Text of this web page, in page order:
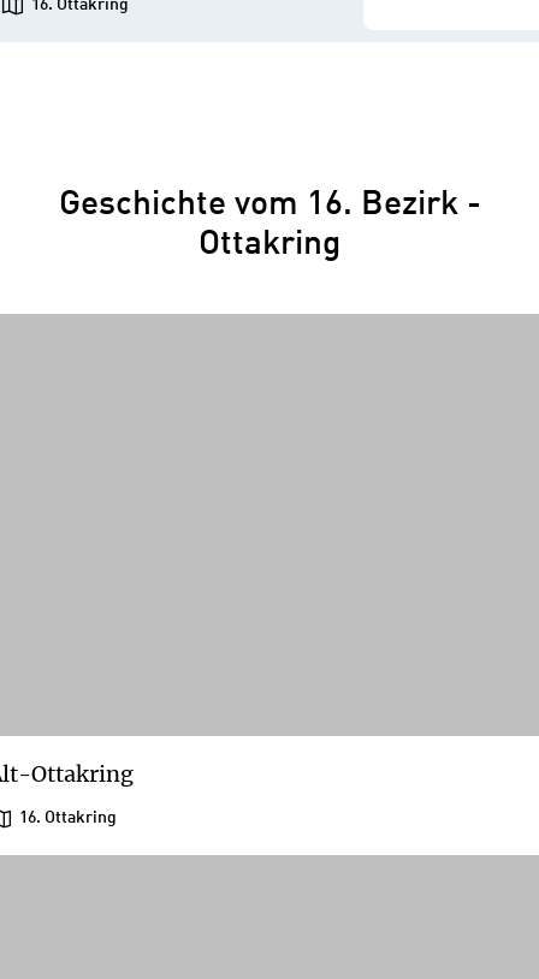
16. Ottakring
Geschichte vom 16. Bezirk -
Ottakring
Ottakring
16. Ottakring